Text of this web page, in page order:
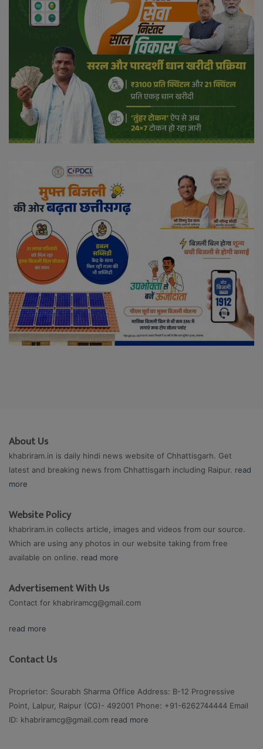
About Us
khabriram.in is daily hindi news website of Chhattisgarh. Get
latest and breaking news from Chhattisgarh including Raipur. read
more
Website Policy
khabriram.in collects article, images and videos from our source.
Which are using any photos in our website taking from free
available on online. read more
Advertisement With Us
Contact for khabriramcg@gmail.com
read more
Contact Us
Proprietor: Sourabh Sharma Office Address: B-12 Progressive
Point, Lalpur, Raipur (CG)- 492001 Phone: +91-6262744444 Email
ID: khabriramcg@gmail.com read more